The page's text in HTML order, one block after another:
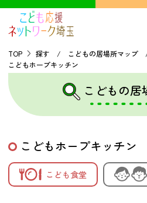
TOP
こどもの貧困について
探す
こどもの居場所マップ
TOP
探す / こどもの居場所マッ
こどもホープキッチン
こどもの居
こどもホープキッチン
こども食堂